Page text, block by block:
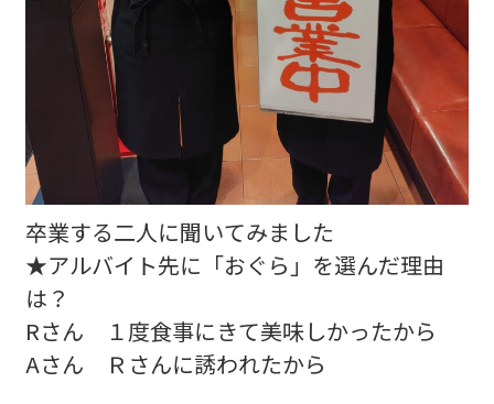
卒業する二人に聞いてみました
★アルバイト先に「おぐら」を選んだ理由
は？
Rさん １度食事にきて美味しかったから
Aさん Ｒさんに誘われたから